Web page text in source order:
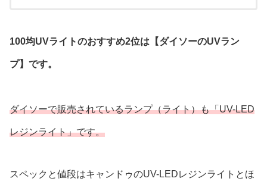
100均UVライトのおすすめ2位は【ダイソーのUVラン
プ】です。
ダイソーで販売されているランプ（ライト）も「UV-LED
レジンライト」です。
スペックと値段はキャンドゥのUV-LEDレジンライトとほ